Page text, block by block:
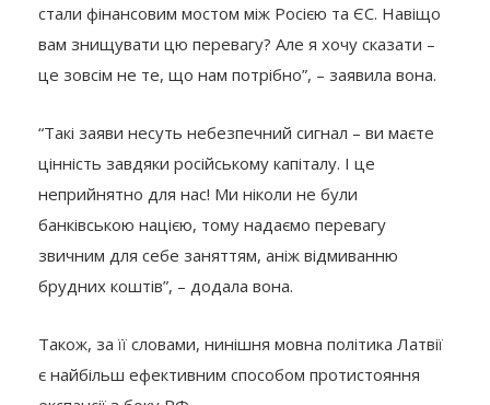
стали фінансовим мостом між Росією та ЄС. Навіщо
вам знищувати цю перевагу? Але я хочу сказати –
це зовсім не те, що нам потрібно”, – заявила вона.
“Такі заяви несуть небезпечний сигнал – ви маєте
цінність завдяки російському капіталу. І це
неприйнятно для нас! Ми ніколи не були
банківською нацією, тому надаємо перевагу
звичним для себе заняттям, аніж відмиванню
брудних коштів”, – додала вона.
Також, за її словами, нинішня мовна політика Латвії
є найбільш ефективним способом протистояння